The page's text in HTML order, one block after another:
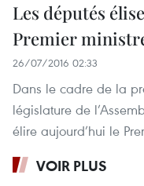
Les députés
Premier
26/07/2016 02:33
Dans le cadre de la
législature de
élire aujourd’hui le
VOIR PLUS